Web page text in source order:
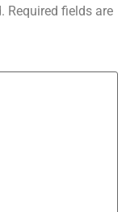
Required fields are